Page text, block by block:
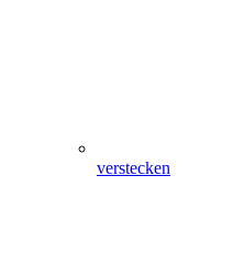
verstecken